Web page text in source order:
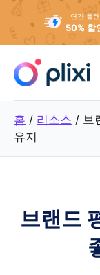
뛰
50% 할
연간 플랜
홈 / 리소스 / 브
유지
브랜드